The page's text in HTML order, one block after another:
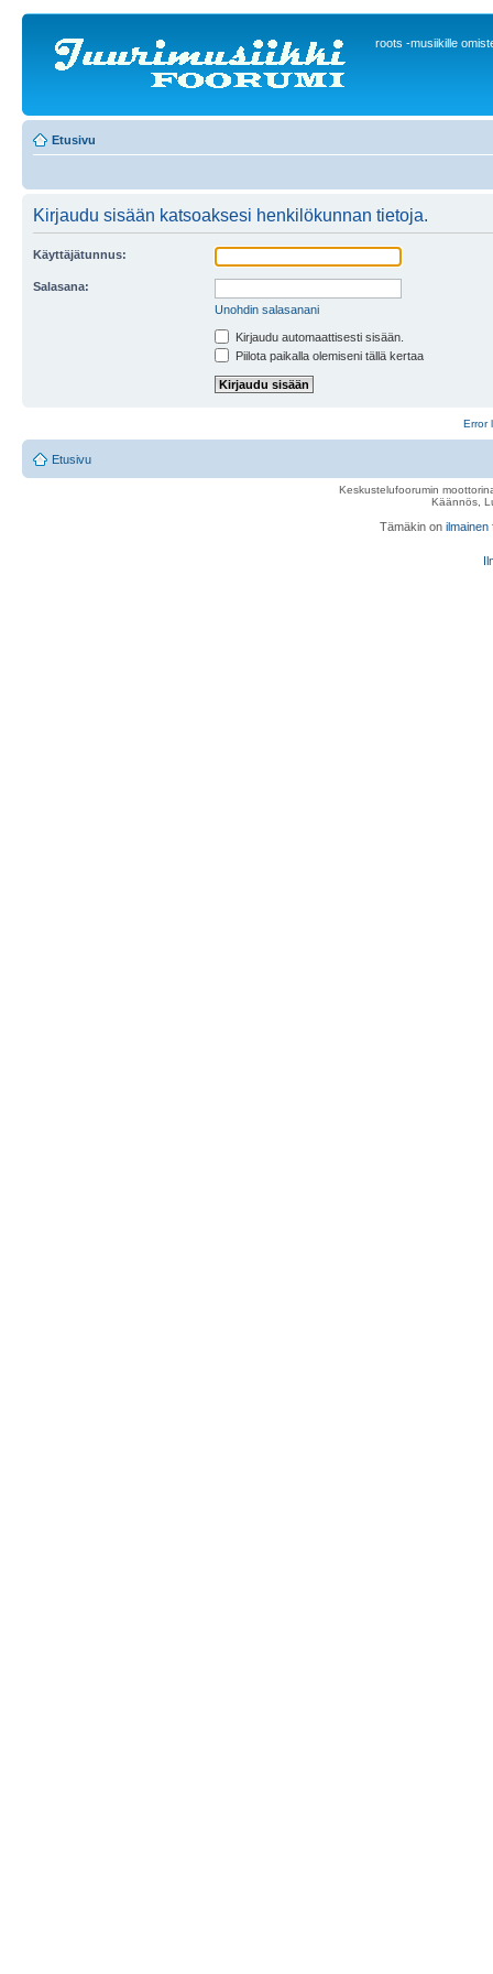
roots -musiikille
Etusivu
Kirjaudu sisään katsoaksesi henkilökunnan tietoja.
Käyttäjätunnus:
Salasana:
Unohdin salasanani
Kirjaudu automaattisesti sisään.
Piilota paikalla olemiseni tällä kertaa
Error
Etusivu
Keskustelufoorumin
Käännös,
Tämäkin on ilmainen